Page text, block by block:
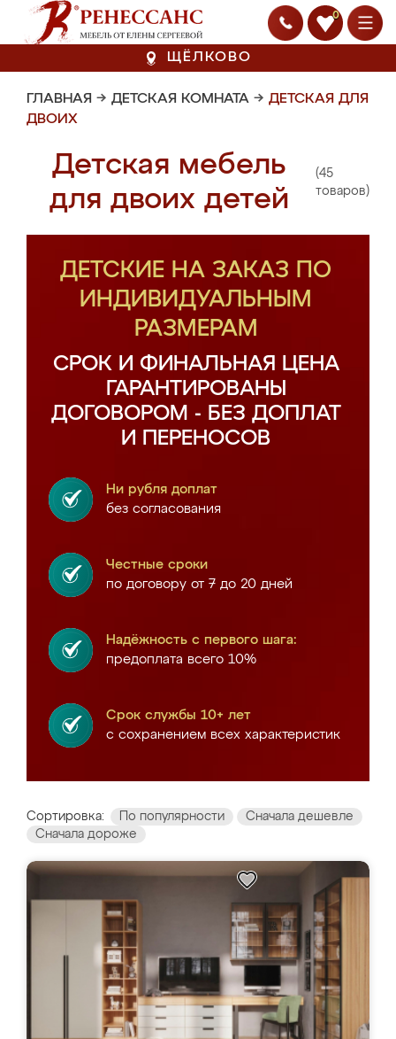
0
ЩЁЛКОВО
ГЛАВНАЯ → ДЕТСКАЯ КОМНАТА → ДЕТСКАЯ ДЛЯ
ДВОИХ
Детская мебель
для двоих детей
(45
товаров)
ДЕТСКИЕ НА ЗАКАЗ ПО
ИНДИВИДУАЛЬНЫМ
РАЗМЕРАМ
СРОК И ФИНАЛЬНАЯ ЦЕНА
ГАРАНТИРОВАНЫ
ДОГОВОРОМ - БЕЗ ДОПЛАТ
И ПЕРЕНОСОВ
Ни рубля доплат
без согласования
Честные сроки
по договору от 7 до 20 дней
Надёжность с первого шага:
предоплата всего 10%
Срок службы 10+ лет
с сохранением всех характеристик
Сортировка: По популярности
Сначала дешевле
Сначала дороже